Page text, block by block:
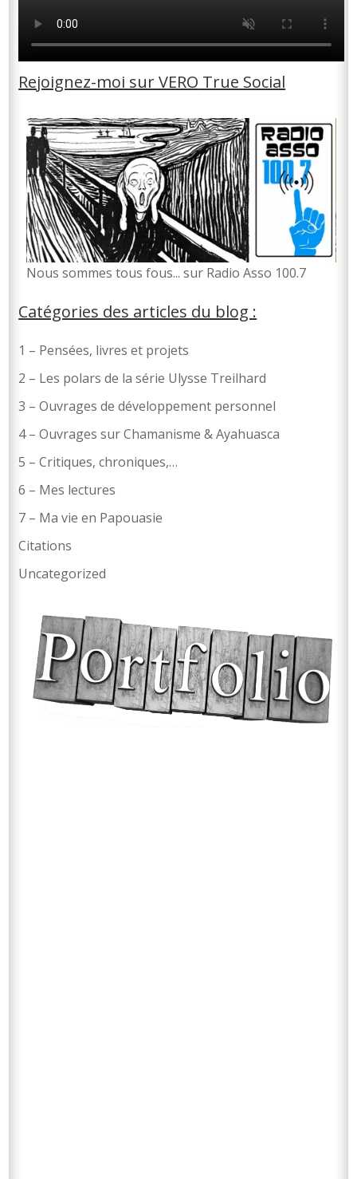
Rejoignez-moi sur VERO True Social
Nous sommes tous fous... sur Radio Asso 100.7
Catégories des articles du blog :
1 – Pensées, livres et projets
2 – Les polars de la série Ulysse Treilhard
3 – Ouvrages de développement personnel
4 – Ouvrages sur Chamanisme & Ayahuasca
5 – Critiques, chroniques,…
6 – Mes lectures
7 – Ma vie en Papouasie
Citations
Uncategorized